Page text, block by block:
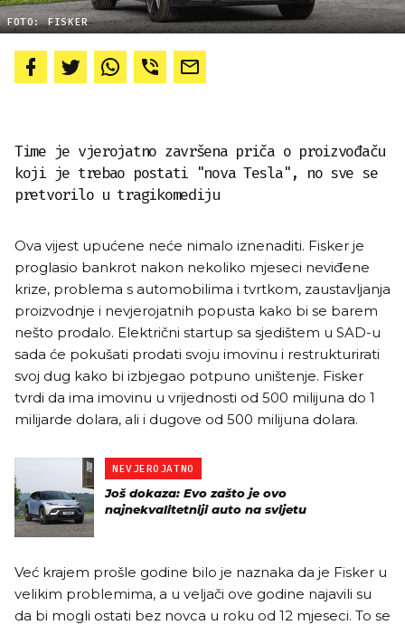
FOTO: FISKER
Time je vjerojatno završena priča o proizvođaču
koji je trebao postati "nova Tesla", no sve se
pretvorilo u tragikomediju
Ova vijest upućene neće nimalo iznenaditi. Fisker je
proglasio bankrot nakon nekoliko mjeseci neviđene
krize, problema s automobilima i tvrtkom, zaustavljanja
proizvodnje i nevjerojatnih popusta kako bi se barem
nešto prodalo. Električni startup sa sjedištem u SAD-u
sada će pokušati prodati svoju imovinu i restrukturirati
svoj dug kako bi izbjegao potpuno uništenje. Fisker
tvrdi da ima imovinu u vrijednosti od 500 milijuna do 1
milijarde dolara, ali i dugove od 500 milijuna dolara.
NEVJEROJATNO
Još dokaza: Evo zašto je ovo
najnekvalitetniji auto na svijetu
Već krajem prošle godine bilo je naznaka da je Fisker u
velikim problemima, a u veljači ove godine najavili su
da bi mogli ostati bez novca u roku od 12 mjeseci. To se